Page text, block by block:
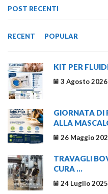
POST RECENTI
RECENT POPULAR
KIT PER
3 Agosto 2026
GIORNATA DI
ALLA
26 Maggio
TRAVAGLI
CURA ...
24 Luglio 2025